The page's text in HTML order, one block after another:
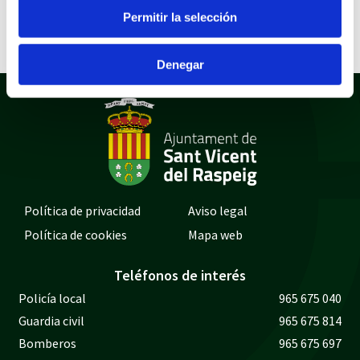
Permitir la selección
Denegar
DECRETO INCOACIÓN CSERV11/19
Política de privacidad
Aviso legal
Política de cookies
Mapa web
Teléfonos de interés
Policía local
965 675 040
Guardia civil
965 675 814
Bomberos
965 675 697